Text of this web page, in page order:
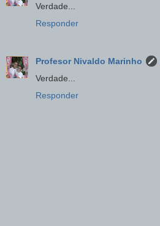
Verdade...
Responder
Profesor Nivaldo Marinho
Verdade...
Responder